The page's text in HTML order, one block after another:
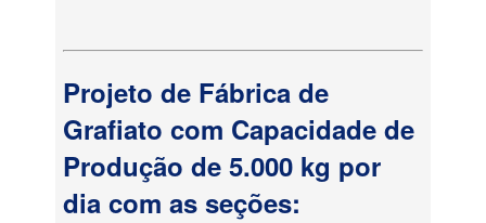
Projeto de Fábrica de
Grafiato com Capacidade de
Produção de 5.000 kg por
dia com as seções: